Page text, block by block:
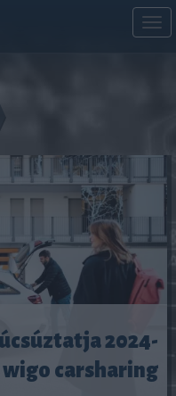
2024-
wigo carsharing